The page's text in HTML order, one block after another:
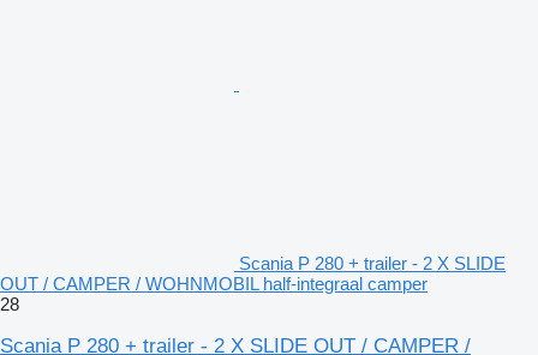
Scania P 280 + trailer - 2 X SLIDE
OUT / CAMPER / WOHNMOBIL half-integraal camper
28
Scania P 280 + trailer - 2 X SLIDE OUT / CAMPER /